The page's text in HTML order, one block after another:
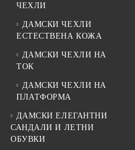
ЧЕХЛИ
ДАМСКИ ЧЕХЛИ
ЕСТЕСТВЕНА КОЖА
ДАМСКИ ЧЕХЛИ НА
ТОК
ДАМСКИ ЧЕХЛИ НА
ПЛАТФОРМА
ДАМСКИ ЕЛЕГАНТНИ
САНДАЛИ И ЛЕТНИ
ОБУВКИ